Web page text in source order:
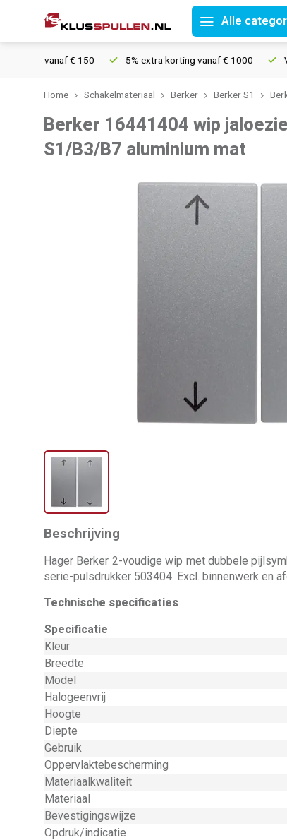
Alle
vanaf € 150 5% extra korting vanaf € 1000 Voor
Home Schakelmateriaal Berker Berker S1
Berker 16441404 wip
S1/B3/B7 aluminium mat
Beschrijving
Hager Berker 2-voudige wip met dubbele
serie-pulsdrukker 503404. Excl. binnenwerk en
Technische specificaties
Specificatie
Kleur
Breedte
Model
Halogeenvrij
Hoogte
Diepte
Gebruik
Oppervlaktebescherming
Materiaalkwaliteit
Materiaal
Bevestigingswijze
Opdruk/indicatie